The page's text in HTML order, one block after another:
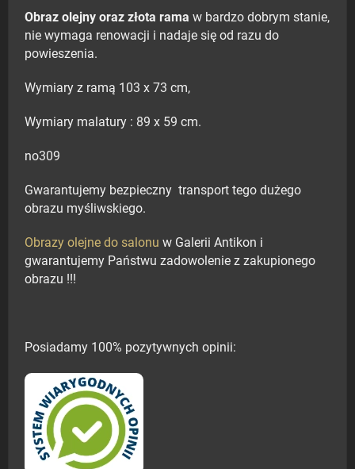
Obraz olejny oraz złota rama w bardzo dobrym stanie,
nie wymaga renowacji i nadaje się od razu do
powieszenia.
Wymiary z ramą 103 x 73 cm,
Wymiary malatury : 89 x 59 cm.
no309
Gwarantujemy bezpieczny transport tego dużego
obrazu myśliwskiego.
Obrazy olejne do salonu w Galerii Antikon i
gwarantujemy Państwu zadowolenie z zakupionego
obrazu !!!
Posiadamy 100% pozytywnych opinii: